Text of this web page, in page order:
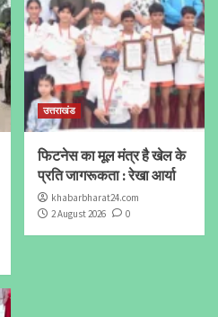
उत्तराखंड
फिटनेस का मूल मंत्र है खेल के
प्रति जागरूकता : रेखा आर्या
khabarbharat24.com
2 August 2026
0